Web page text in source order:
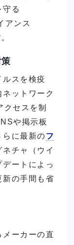
る
アンス
スを検疫
ットワーク
クセスを制
や掲示板
らに最新のフ
チャ（ウイ
ートによっ
の手間も省
ーカーの直